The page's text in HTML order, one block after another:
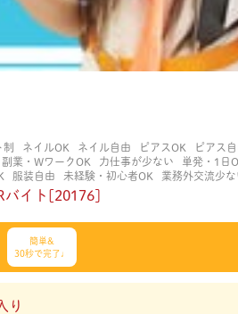
制 ネイルOK ネイル自由 ピアスOK ピアス
副業・WワークOK 力仕事が少ない 単発・1日
服装自由 未経験・初心者OK 業務外交流少な
に合わせやすい 茶髪OK
バイト[20176]
簡単&
30秒で完了♩
り